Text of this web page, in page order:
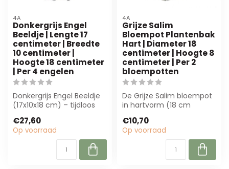
4A
Donkergrijs Engel
Beeldje | Lengte 17
centimeter | Breedte
10 centimeter |
Hoogte 18 centimeter
| Per 4 engelen
Donkergrijs Engel Beeldje
(17x10x18 cm) – tijdloos
rouwarrangeme...
€27,60
Op voorraad
4A
Grijze Salim
Bloempot Plantenbak
Hart | Diameter 18
centimeter | Hoogte 8
centimeter | Per 2
bloempotten
De Grijze Salim bloempot
in hartvorm (18 cm
perfect voor...
€10,70
Op voorraad